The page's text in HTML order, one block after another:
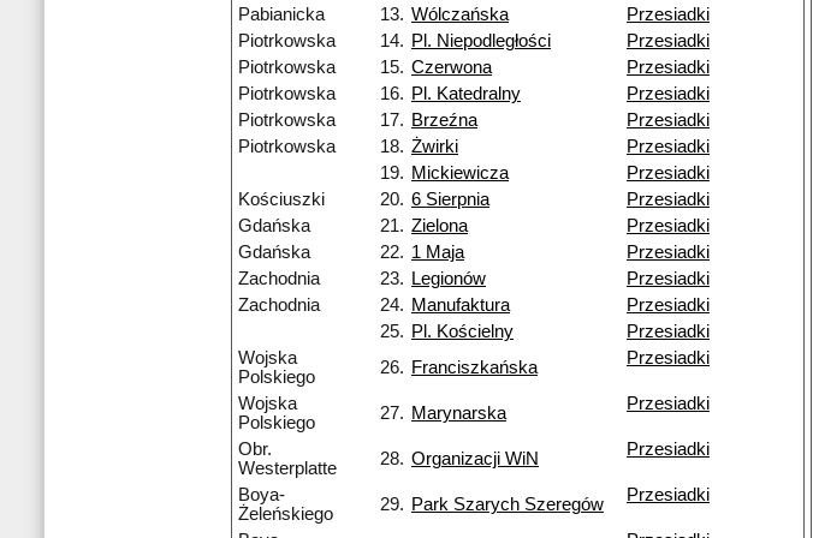
Pabianicka 13. Wólczańska
Przesiadki
Piotrkowska
14. Pl. Niepodległości
Przesiadki
Piotrkowska
15. Czerwona
Przesiadki
Piotrkowska
16. Pl. Katedralny
Przesiadki
Piotrkowska
17. Brzeźna
Przesiadki
Piotrkowska
18. Żwirki
Przesiadki
19. Mickiewicza
Przesiadki
Kościuszki
20. 6 Sierpnia
Przesiadki
Gdańska
21. Zielona
Przesiadki
Gdańska
22. 1 Maja
Przesiadki
Zachodnia
23. Legionów
Przesiadki
Zachodnia
24. Manufaktura
Przesiadki
25. Pl. Kościelny
Przesiadki
Wojska
Polskiego
26. Franciszkańska Przesiadki
Wojska
Polskiego
27. Marynarska Przesiadki
Obr.
Westerplatte
28. Organizacji WiN Przesiadki
Boya-
Żeleńskiego
29. Park Szarych Szeregów Przesiadki